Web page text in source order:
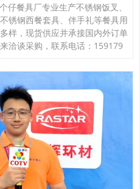
仔餐具厂专业生产不锈钢饭叉、
锈钢西餐套具、伴手礼等餐具用
样，现货供应并承接国内外订单
洽谈采购，联系电话：159179